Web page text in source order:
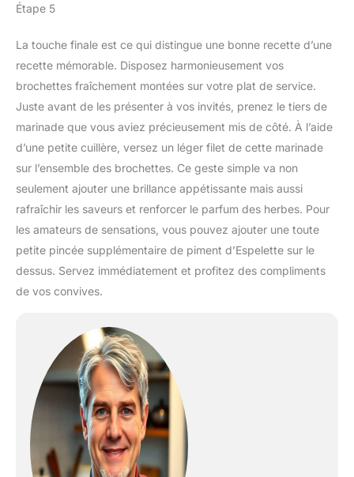
Étape 5
La touche finale est ce qui distingue une bonne recette d’une
recette mémorable. Disposez harmonieusement vos
brochettes fraîchement montées sur votre plat de service.
Juste avant de les présenter à vos invités, prenez le tiers de
marinade que vous aviez précieusement mis de côté. À l’aide
d’une petite cuillère, versez un léger filet de cette marinade
sur l’ensemble des brochettes. Ce geste simple va non
seulement ajouter une brillance appétissante mais aussi
rafraîchir les saveurs et renforcer le parfum des herbes. Pour
les amateurs de sensations, vous pouvez ajouter une toute
petite pincée supplémentaire de piment d’Espelette sur le
dessus. Servez immédiatement et profitez des compliments
de vos convives.